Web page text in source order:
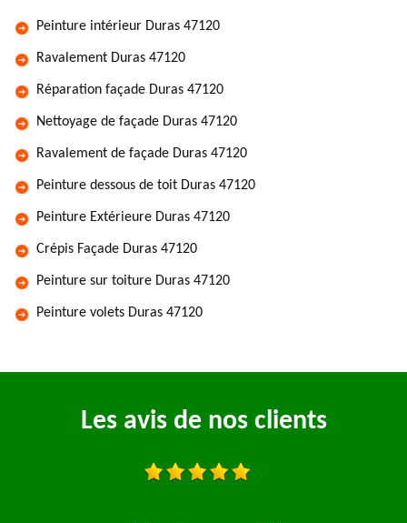
Peinture intérieur Duras 47120
Ravalement Duras 47120
Réparation façade Duras 47120
Nettoyage de façade Duras 47120
Ravalement de façade Duras 47120
Peinture dessous de toit Duras 47120
Peinture Extérieure Duras 47120
Crépis Façade Duras 47120
Peinture sur toiture Duras 47120
Peinture volets Duras 47120
Les avis de nos clients